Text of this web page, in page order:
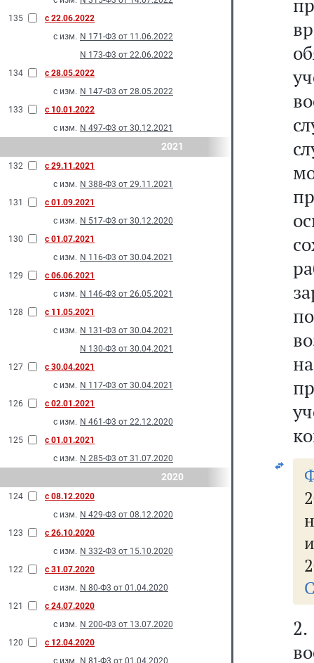
135
с 22.06.2022
с изм. N 171-Ф3 от 11.06.2022
N 173-Ф3 от 22.06.2022
134
с 28.05.2022
с изм. N 147-Ф3 от 28.05.2022
133
с 10.01.2022
с изм. N 497-Ф3 от 30.12.2021
2021
132
с 29.11.2021
с изм. N 388-Ф3 от 29.11.2021
131
с 01.09.2021
с изм. N 517-Ф3 от 30.12.2020
130
с 01.07.2021
с изм. N 116-Ф3 от 30.04.2021
129
с 06.06.2021
с изм. N 146-Ф3 от 26.05.2021
128
с 11.05.2021
с изм. N 131-Ф3 от 30.04.2021
N 130-Ф3 от 30.04.2021
127
с 30.04.2021
с изм. N 117-Ф3 от 30.04.2021
126
с 02.01.2021
с изм. N 461-Ф3 от 22.12.2020
125
с 01.01.2021
с изм. N 285-Ф3 от 31.07.2020
2020
124
с 08.12.2020
с изм. N 429-Ф3 от 08.12.2020
123
с 26.10.2020
с изм. N 332-Ф3 от 15.10.2020
122
с 31.07.2020
с изм. N 80-Ф3 от 01.04.2020
121
с 24.07.2020
с изм. N 200-Ф3 от 13.07.2020
120
с 12.04.2020
с изм. N 81-Ф3 от 01.04.2020